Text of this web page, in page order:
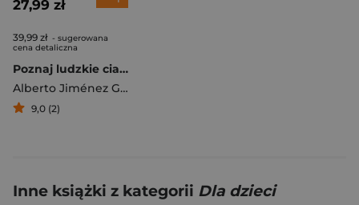
27,99 zł
39,99 zł - sugerowana
cena detaliczna
Poznaj ludzkie ciało. Nauka przez zabawę
Alberto Jiménez García
9,0 (2)
Inne książki z kategorii Dla dzieci